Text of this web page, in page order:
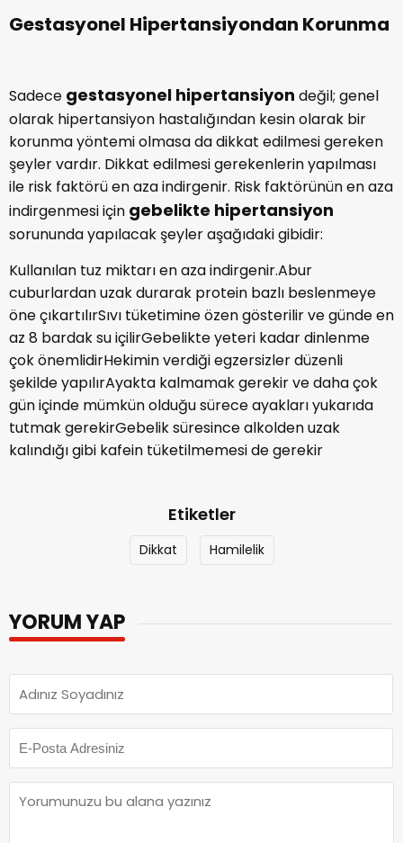
Sadecegestasyonel hipertansiyondeğil; genel
olarak hipertansiyon hastalığından kesin olarak bir
korunma yöntemi olmasa da dikkat edilmesi gereken
şeyler vardır. Dikkat edilmesi gerekenlerin yapılması
ile risk faktörü en aza indirgenir. Risk faktörünün en aza
indirgenmesi içingebelikte hipertansiyon
Kullanılan tuz miktarı en aza indirgenir.Abur
cuburlardan uzak durarak protein bazlı beslenmeye
öne çıkartılırSıvı tüketimine özen gösterilir ve günde en
az 8 bardak su içilirGebelikte yeteri kadar dinlenme
çok önemlidirHekimin verdiği egzersizler düzenli
şekilde yapılırAyakta kalmamak gerekir ve daha çok
gün içinde mümkün olduğu sürece ayakları yukarıda
tutmak gerekirGebelik süresince alkolden uzak
YORUM YAP